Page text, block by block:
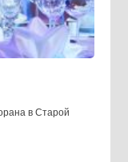
в Старой